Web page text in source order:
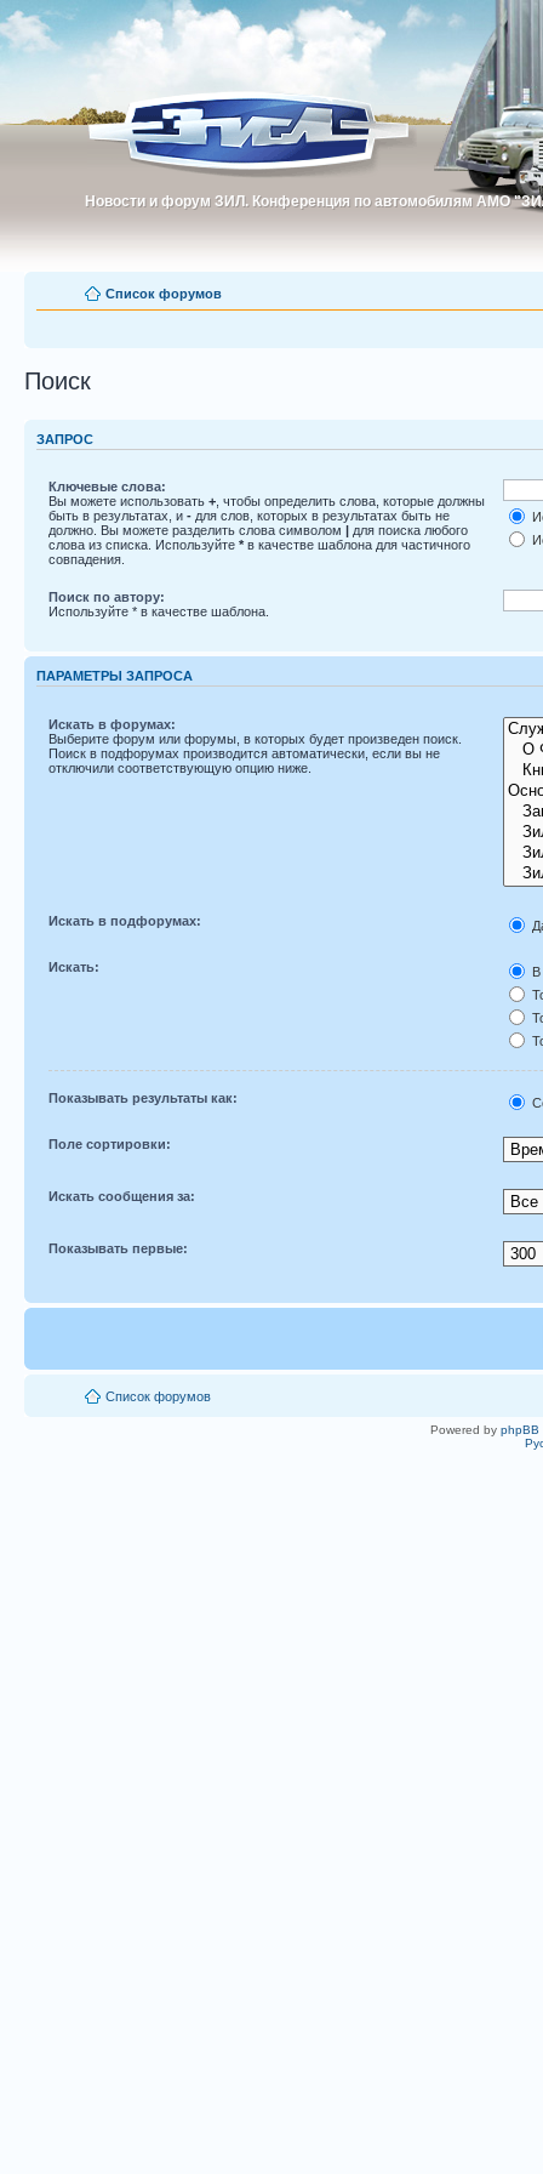
Новости и форум ЗИЛ. Конференция по автомобилям АМО
Новости и форум ЗИЛ. Конференция по автомобилям АМО
Список форумов
Поиск
ЗАПРОС
Ключевые слова:
Вы можете использовать+ , чтобы определить слова, которые должны
быть в результатах, и- для слов, которых в результатах быть не
должно. Вы можете разделить слова символом
для поиска любого
слова из списка. Используйте* в качестве шаблона для частичного
совпадения.
Поиск по автору:
Используйте * в качестве шаблона.
ПАРАМЕТРЫ ЗАПРОСА
Искать в форумах:
Выберите форум или форумы, в которых будет произведен поиск.
Поиск в подфорумах производится автоматически, если вы не
отключили соответствующую опцию ниже.
Искать в подфорумах:
Искать:
В
Показывать результаты как:
Поле сортировки:
Искать сообщения за:
Показывать первые:
Список форумов
Powered by phpBB